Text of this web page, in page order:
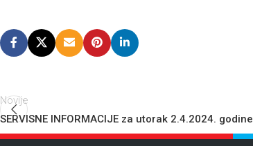
Novije
SERVISNE INFORMACIJE za utorak 2.4.2024. godine